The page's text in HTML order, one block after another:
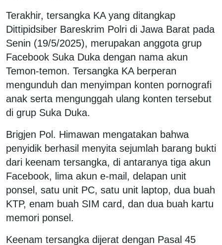
Terakhir, tersangka KA yang ditangkap
Dittipidsiber Bareskrim Polri di Jawa Barat pada
Senin (19/5/2025), merupakan anggota grup
Facebook Suka Duka dengan nama akun
Temon-temon. Tersangka KA berperan
mengunduh dan menyimpan konten pornografi
anak serta mengunggah ulang konten tersebut
di grup Suka Duka.
Brigjen Pol. Himawan mengatakan bahwa
penyidik berhasil menyita sejumlah barang bukti
dari keenam tersangka, di antaranya tiga akun
Facebook, lima akun e-mail, delapan unit
ponsel, satu unit PC, satu unit laptop, dua buah
KTP, enam buah SIM card, dan dua buah kartu
memori ponsel.
Keenam tersangka dijerat dengan Pasal 45